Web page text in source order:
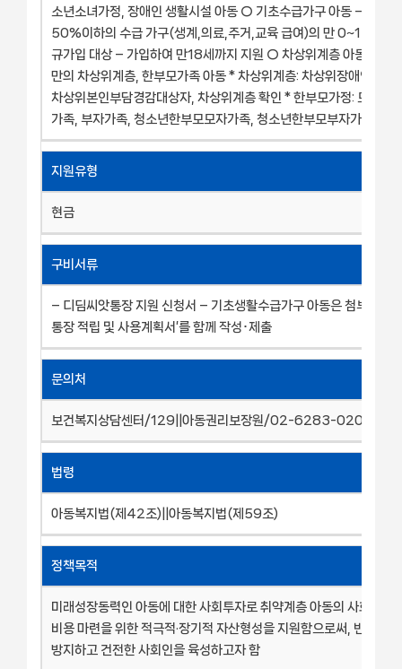
소년소녀가정, 장애인 생활시설 아동 ○ 기초수급가구 아동 – 중위
50%이하의 수급 가구(생계,의료,주거,교육 급여)의 만 0~17세 아
규가입 대상 – 가입하여 만18세까지 지원 ○ 차상위계층 아동 – 만
만의 차상위계층, 한부모가족 아동 * 차상위계층: 차상위장애인, 차
차상위본인부담경감대상자, 차상위계층 확인 * 한부모가정: 모자가
가족, 부자가족, 청소년한부모모자가족, 청소년한부모부자가족
지원유형
현금
구비서류
– 디딤씨앗통장 지원 신청서 – 기초생활수급가구 아동은 첨부의 ‘디
통장 적립 및 사용계획서’를 함께 작성･제출
문의처
보건복지상담센터/129||아동권리보장원/02-6283-0200
법령
아동복지법(제42조)||아동복지법(제59조)
정책목적
미래성장동력인 아동에 대한 사회투자로 취약계층 아동의 사회 진출
비용 마련을 위한 적극적·장기적 자산형성을 지원함으로써, 빈곤의
방지하고 건전한 사회인을 육성하고자 함